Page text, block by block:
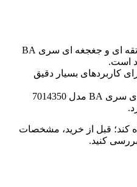
1. دقت اندازه‌گیری ترکمتر تقه ای و جغجغه ای سری BA
کاربردهای بسیار دقیق
3. ترکمتر تقه ای و جغجغه ای سری BA مدل 7014350
قبل از خرید، مشخصات
کنید.